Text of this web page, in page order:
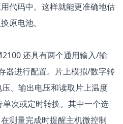
代码中。这样就能更准确地估
原电池。
还具有两个通用输入/输
器进行配置。片上模拟/数字转
、输出电压和读取片上温度
次或定时转换。其中一个选
测量完成时提醒主机微控制